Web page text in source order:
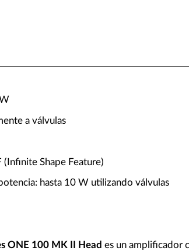
a válvulas
(Infinite Shape Feature)
hasta 10 W utilizando válvulas
ONE 100 MK II Head es un amplificador